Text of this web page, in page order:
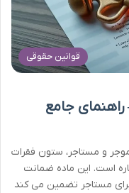
قوانین حقوقی
– راهنمای جامع
و مستاجر ماده ۴ قانون موجر و مستاجر، ستون فقرات
است. این ماده ضمانت
مستاجر تضمین می کند